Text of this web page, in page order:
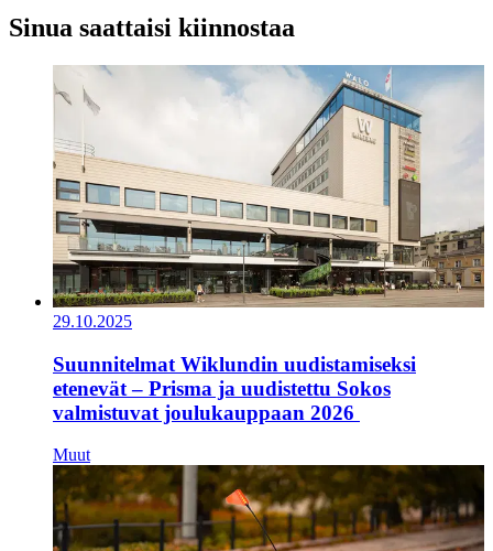
Sinua saattaisi kiinnostaa
29.10.2025
Suunnitelmat Wiklundin uudistamiseksi
etenevät – Prisma ja uudistettu Sokos
valmistuvat joulukauppaan 2026
Muut